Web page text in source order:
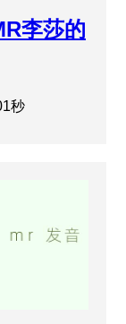
李莎的
秒